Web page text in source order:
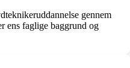
gennem
ens faglige baggrund og